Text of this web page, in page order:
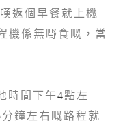
返個早餐就上機
機係無嘢食嘅，當
時間下午4點左
分鐘左右嘅路程就